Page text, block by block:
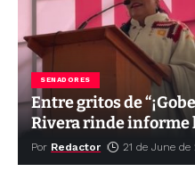
SENADORES
Entre gritos de
Rivera rinde informe
Por Redactor 21 de June de